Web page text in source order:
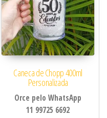
Caneca de Chopp 400ml
Personalizada
Orce pelo WhatsApp
11 99725 6692